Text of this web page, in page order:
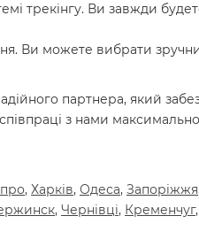
трекінгу. Ви завжди
Ви можете вибрати
партнера, який
з нами
, Харкiв, Одеса, Запорiжжя
, Чернiвцi, Кременчуг,